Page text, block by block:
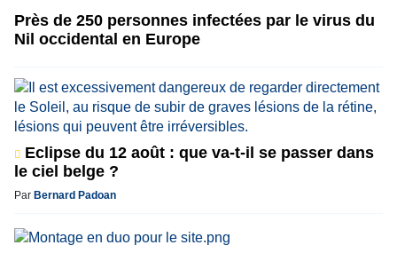
Près de 250 personnes infectées par le virus du
Nil occidental en Europe
Eclipse du 12 août : que va-t-il se passer dans
le ciel belge ?
Par Bernard Padoan